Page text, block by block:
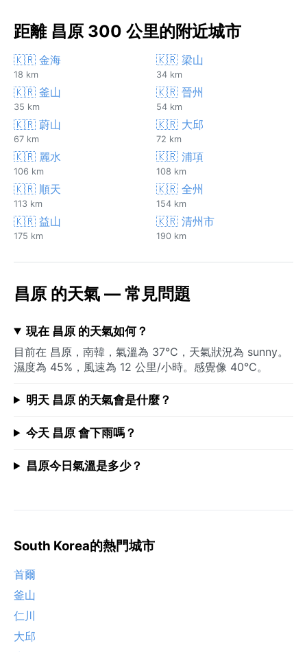
距離 昌原 300 公里的附近城市
🇰🇷 金海
18 km
🇰🇷 梁山
34 km
🇰🇷 釜山
35 km
🇰🇷 晉州
54 km
🇰🇷 蔚山
67 km
🇰🇷 大邱
72 km
🇰🇷 麗水
106 km
🇰🇷 浦項
108 km
🇰🇷 順天
113 km
🇰🇷 全州
154 km
🇰🇷 益山
175 km
🇰🇷 清州市
190 km
昌原 的天氣 — 常見問題
現在 昌原 的天氣如何？
目前在 昌原，南韓，氣溫為 37°C，天氣狀況為 sunny。
濕度為 45%，風速為 12 公里/小時。感覺像 40°C。
明天 昌原 的天氣會是什麼？
今天 昌原 會下雨嗎？
昌原今日氣溫是多少？
South Korea的熱門城市
首爾
釜山
仁川
大邱